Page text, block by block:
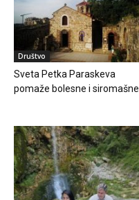
Društvo
Sveta Petka Paraskeva
pomaže bolesne i siromašne